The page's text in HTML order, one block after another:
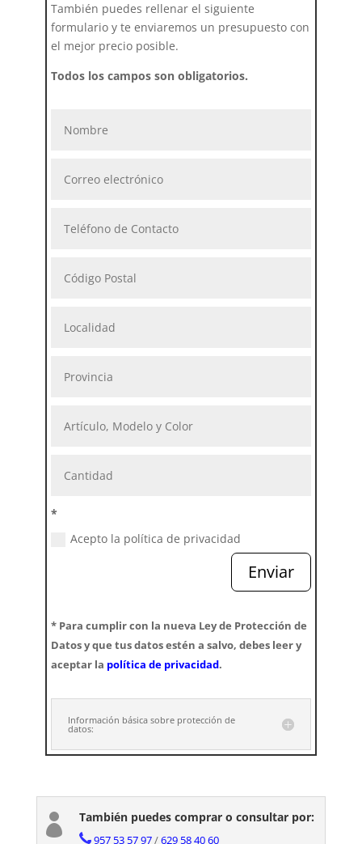
También puedes rellenar el siguiente
formulario y te enviaremos un presupuesto con
el mejor precio posible.
Todos los campos son obligatorios.
*
Acepto la política de privacidad
Enviar
* Para cumplir con la nueva Ley de Protección de
Datos y que tus datos estén a salvo, debes leer y
aceptar la política de privacidad.
Información básica sobre protección de
datos:
 También puedes comprar o consultar por:
957 53 57 97/629 58 40 60